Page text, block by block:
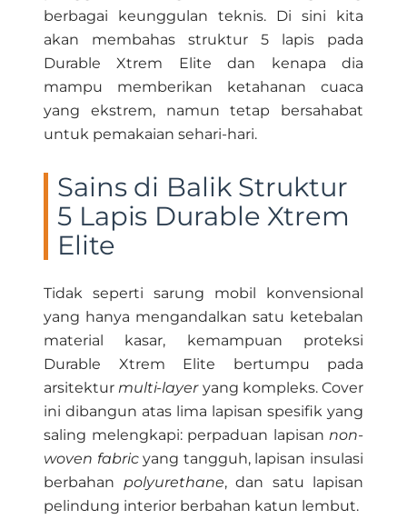
berbagai keunggulan teknis. Di sini kita
akan membahas struktur 5 lapis pada
Durable Xtrem Elite dan kenapa dia
mampu memberikan ketahanan cuaca
yang ekstrem, namun tetap bersahabat
untuk pemakaian sehari-hari.
Sains di Balik Struktur
5 Lapis Durable Xtrem
Elite
Tidak seperti sarung mobil konvensional
yang hanya mengandalkan satu ketebalan
material kasar, kemampuan proteksi
Durable Xtrem Elite bertumpu pada
arsitekturmulti-layeryang kompleks. Cover
ini dibangun atas lima lapisan spesifik yang
saling melengkapi: perpaduan lapisan non-
woven fabricyang tangguh, lapisan insulasi
berbahan polyurethane, dan satu lapisan
pelindung interior berbahan katun lembut.